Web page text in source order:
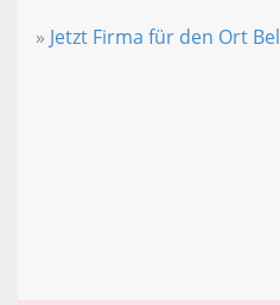
» Jetzt Firma für den Ort